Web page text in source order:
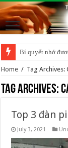
Bí quyết nhớ
Home / Tag Archives:
Tag Archives:
Top 3 đàn
July 3, 2021